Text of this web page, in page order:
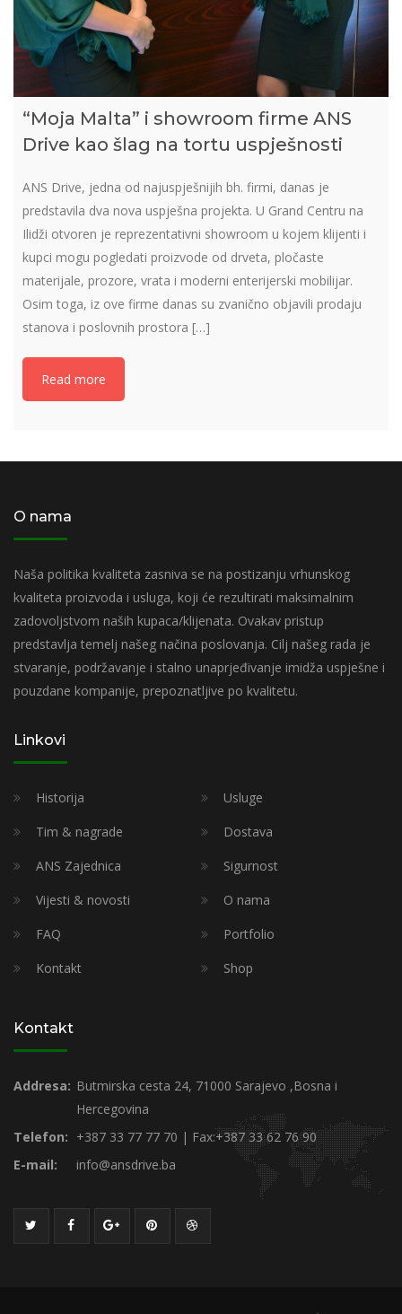
“Moja Malta” i showroom firme ANS
Drive kao šlag na tortu uspješnosti
ANS Drive, jedna od najuspješnijih bh. firmi, danas je
predstavila dva nova uspješna projekta. U Grand Centru na
Ilidži otvoren je reprezentativni showroom u kojem klijenti i
kupci mogu pogledati proizvode od drveta, pločaste
materijale, prozore, vrata i moderni enterijerski mobilijar.
Osim toga, iz ove firme danas su zvanično objavili prodaju
stanova i poslovnih prostora […]
Read more
O nama
Naša politika kvaliteta zasniva se na postizanju vrhunskog
kvaliteta proizvoda i usluga, koji će rezultirati maksimalnim
zadovoljstvom naših kupaca/klijenata. Ovakav pristup
predstavlja temelj našeg načina poslovanja. Cilj našeg rada je
stvaranje, podržavanje i stalno unaprjeđivanje imidža uspješne i
pouzdane kompanije, prepoznatljive po kvalitetu.
Linkovi
Historija
Usluge
Tim & nagrade
Dostava
ANS Zajednica
Sigurnost
Vijesti & novosti
O nama
FAQ
Portfolio
Kontakt
Shop
Kontakt
Addresa: Butmirska cesta 24, 71000 Sarajevo ,Bosna i
Hercegovina
Telefon: +387 33 77 77 70 | Fax:+387 33 62 76 90
E-mail:
info@ansdrive.ba